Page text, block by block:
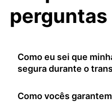
perguntas
Como eu sei que
segura durante o
Como vocês